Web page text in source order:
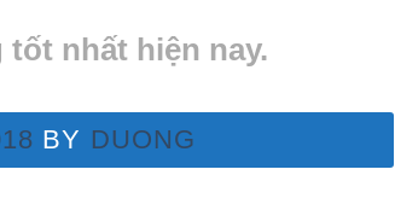
nhất hiện nay.
BY DUONG